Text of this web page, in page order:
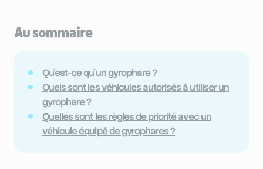
Au sommaire
Qu’est-ce qu’un gyrophare ?
Quels sont les véhicules autorisés à utiliser un
gyrophare ?
Quelles sont les règles de priorité avec un
véhicule équipé de gyrophares ?